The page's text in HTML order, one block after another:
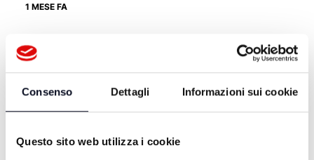
Consenso Dettagli Informazioni sui cookie
Questo sito web utilizza i cookie
1 MESE FA
IL VANGELO DELLA GIOIA -
28/06/2026